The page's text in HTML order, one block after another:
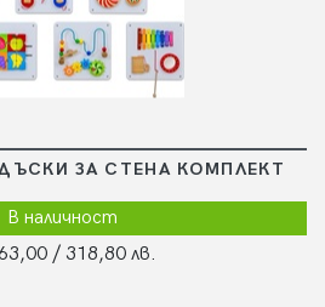
ЗА СТЕНА КОМПЛЕКТ
В наличност
/ 318,80 лв.